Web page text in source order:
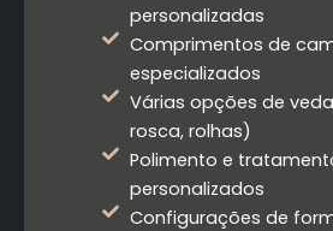
personalizadas
Comprimentos de
especializados
Várias opções de
rosca, rolhas)
Polimento e
personalizados
Configurações de